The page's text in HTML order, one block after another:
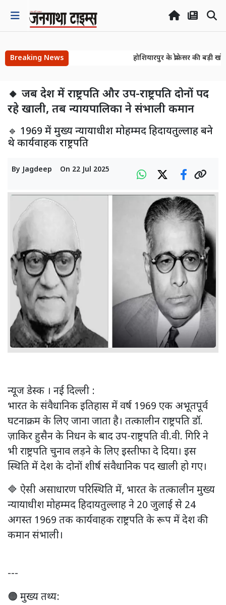
Breaking News
होशियारपुर के प्रोफेसर की बड़ी
🔸 जब देश में राष्ट्रपति और उप-राष्ट्रपति दोनों पद
रहे खाली, तब न्यायपालिका ने संभाली कमान
🔹 1969 में मुख्य न्यायाधीश मोहम्मद हिदायतुल्लाह बने
थे कार्यवाहक राष्ट्रपति
ByJagdeep On 22 Jul 2025
न्यूज डेस्क । नई दिल्ली :
भारत के संवैधानिक इतिहास में वर्ष 1969 एक अभूतपूर्व
घटनाक्रम के लिए जाना जाता है। तत्कालीन राष्ट्रपति डॉ.
ज़ाकिर हुसैन के निधन के बाद उप-राष्ट्रपति वी.वी. गिरि ने
भी राष्ट्रपति चुनाव लड़ने के लिए इस्तीफा दे दिया। इस
स्थिति में देश के दोनों शीर्ष संवैधानिक पद खाली हो गए।
🔷 ऐसी असाधारण परिस्थिति में, भारत के तत्कालीन मुख्य
न्यायाधीश मोहम्मद हिदायतुल्लाह ने 20 जुलाई से 24
अगस्त 1969 तक कार्यवाहक राष्ट्रपति के रूप में देश की
कमान संभाली।
---
🟠 मुख्य तथ्य: